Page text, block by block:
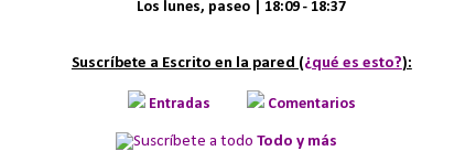
Los lunes, paseo | 18:09 - 18:37
Suscríbete a Escrito en la pared (¿qué es esto?):
Entradas Comentarios
Todo y más